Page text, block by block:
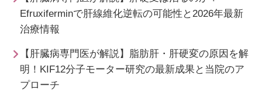
Efruxiferminで肝線維化逆転の可能性と2026年最新
治療情報
【肝臓病専門医が解説】脂肪肝・肝硬変の原因を解
明！KIF12分子モーター研究の最新成果と当院のア
プローチ